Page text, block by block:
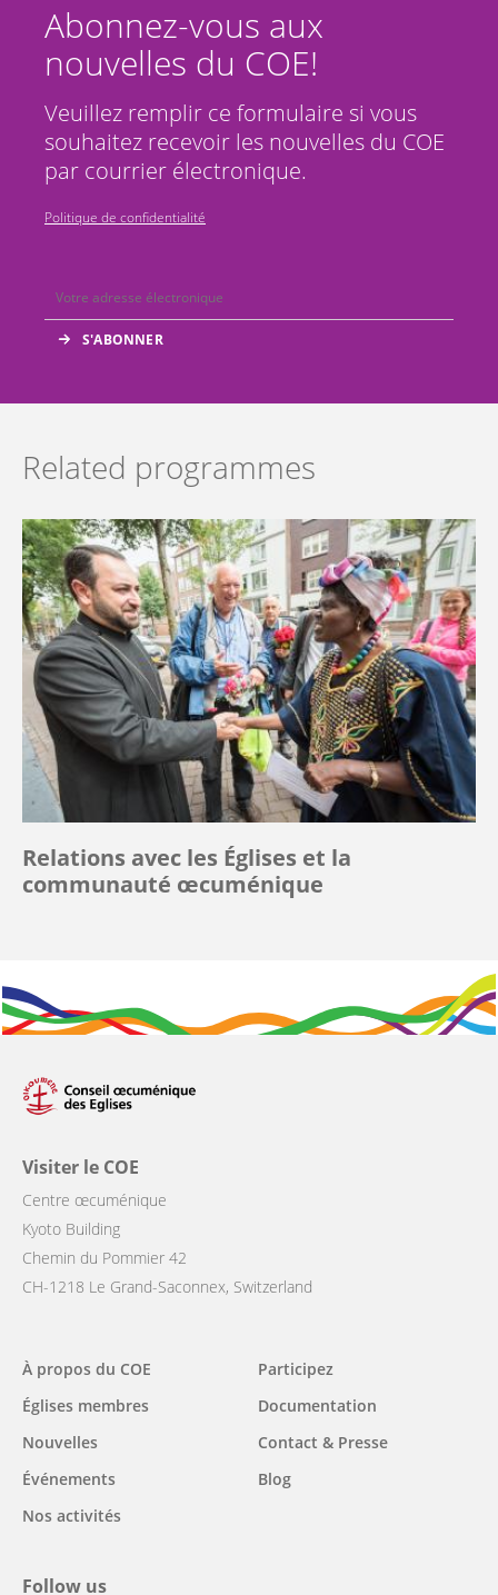
Abonnez-vous aux
nouvelles du COE!
Veuillez remplir ce formulaire si vous
souhaitez recevoir les nouvelles du COE
par courrier électronique.
Politique de confidentialité
Related programmes
Relations avec les Églises et la
communauté œcuménique
Visiter le COE
Centre œcuménique
Kyoto Building
Chemin du Pommier 42
CH-1218 Le Grand-Saconnex, Switzerland
Main
navigation
À propos du COE
Églises membres
Nouvelles
Événements
Nos activités
Participez
Documentation
Contact & Presse
Blog
Follow us